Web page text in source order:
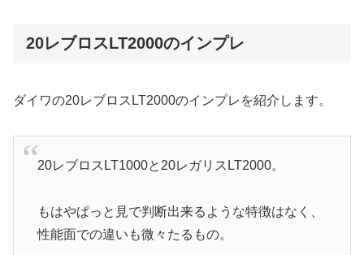
20レブロスLT2000のインプレ
ダイワの20レブロスLT2000のインプレを紹介します。
20レブロスLT1000と20レガリスLT2000。
もはやぱっと見で判断出来るような特徴はなく、
性能面での違いも微々たるもの。